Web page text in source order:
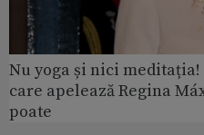
Nu yoga și nici
care apelează Regina
poate